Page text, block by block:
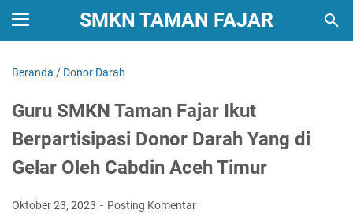
SMKN TAMAN FAJAR
Beranda / Donor Darah
Guru SMKN Taman Fajar Ikut
Berpartisipasi Donor Darah Yang di
Gelar Oleh Cabdin Aceh Timur
Oktober 23, 2023 Posting Komentar